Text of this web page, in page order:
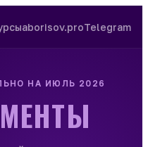
aborisov.proTelegram
НА ИЮЛЬ 2026